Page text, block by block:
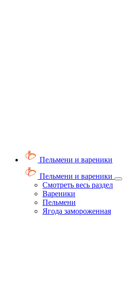
Пельмени и вареники
Пельмени и вареники
Смотреть весь раздел
Вареники
Пельмени
Ягода замороженная